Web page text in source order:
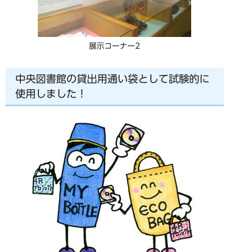
展示コーナー2
中央図書館の貸出用通い袋として試験的に
使用しました！